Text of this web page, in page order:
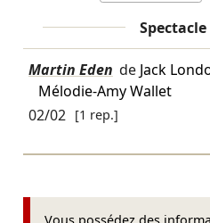
Martin Eden de Jack
Mélodie-Amy Wallet
02/02 [1 rep.]